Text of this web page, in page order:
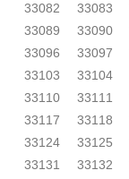
33082
33083
33089
33090
33096
33097
33103
33104
33110
33111
33117
33118
33124
33125
33131
33132